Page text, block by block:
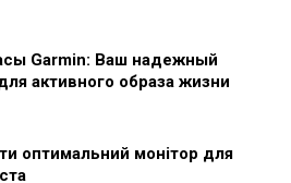
Garmin: Ваш надежный
активного образа жизни
оптимальний монітор для